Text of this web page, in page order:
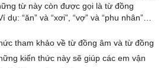
từ này còn được gọi là từ đồng
dụ: “ăn” và “xơi”, “vợ” và “phu nhân”…
tham khảo về từ đồng âm và từ đồng
kiến thức này sẽ giúp các em vận